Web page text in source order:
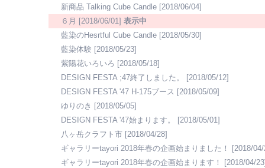
新商品 Talking Cube Candle [2018/06/04]
６月
[2018/06/01] 表示中
藍染のHesrtful Cube Candle [2018/05/30]
藍染体験 [2018/05/23]
紫陽花いろいろ [2018/05/18]
DESIGN FESTA ;47終了しました。
[2018/05/12]
DESIGN FESTA '47 H-175ブース [2018/05/09]
ゆりのき [2018/05/05]
DESIGN FESTA '47始まります。
[2018/05/01]
八ヶ岳クラフト市 [2018/04/28]
ギャラリーtayori 2018年春の企画始まりました！
[2018/
ギャラリーtayori 2018年春の企画始まります！
[2018/04/